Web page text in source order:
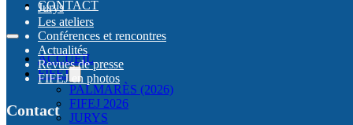
CONTACT
ACCUEIL
FIFEJ
PALMARÈS (2026)
FIFEJ 2026
JURYS
Jurys
Les ateliers
Conférences et rencontres
Actualités
Revues de presse
FIFEJ en photos
Contact